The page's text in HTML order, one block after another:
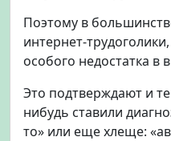
Поэтому в
интернет-
особого недостатка в
Это подтверждают и
нибудь ставили
то» или еще хлеще: